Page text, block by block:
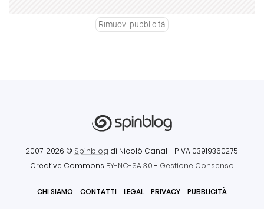
Rimuovi pubblicità
2007-2026 © Spinblog di Nicolò Canal - P.IVA 03919360275
Creative Commons BY-NC-SA 3.0- Gestione Consenso
CHI SIAMO CONTATTI LEGAL PRIVACY PUBBLICITÀ